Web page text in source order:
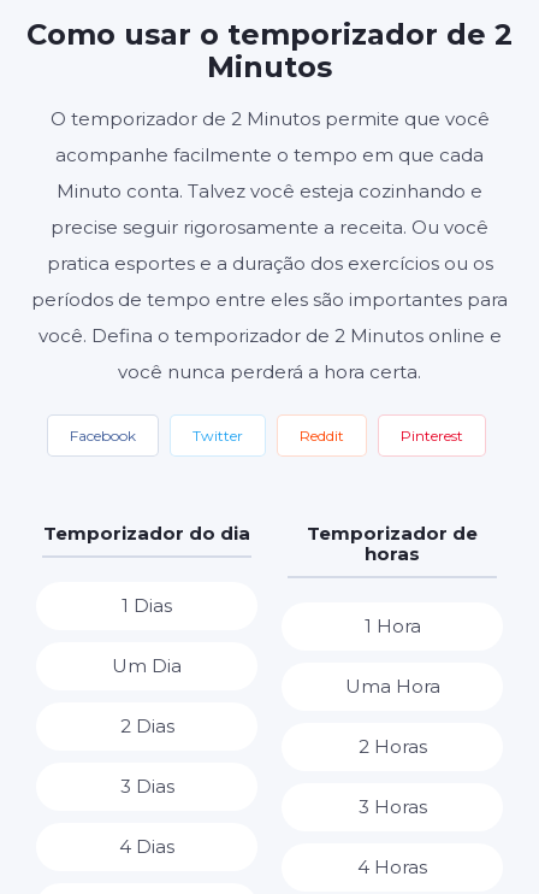
Como usar o temporizador de 2
Minutos
O temporizador de 2 Minutos permite que você
acompanhe facilmente o tempo em que cada
Minuto conta. Talvez você esteja cozinhando e
precise seguir rigorosamente a receita. Ou você
pratica esportes e a duração dos exercícios ou os
períodos de tempo entre eles são importantes para
você. Defina o temporizador de 2 Minutos online e
você nunca perderá a hora certa.
Facebook Twitter Reddit Pinterest
Temporizador do dia
1 Dias
Um Dia
2 Dias
3 Dias
4 Dias
Temporizador de
horas
1 Hora
Uma Hora
2 Horas
3 Horas
4 Horas
Configurações